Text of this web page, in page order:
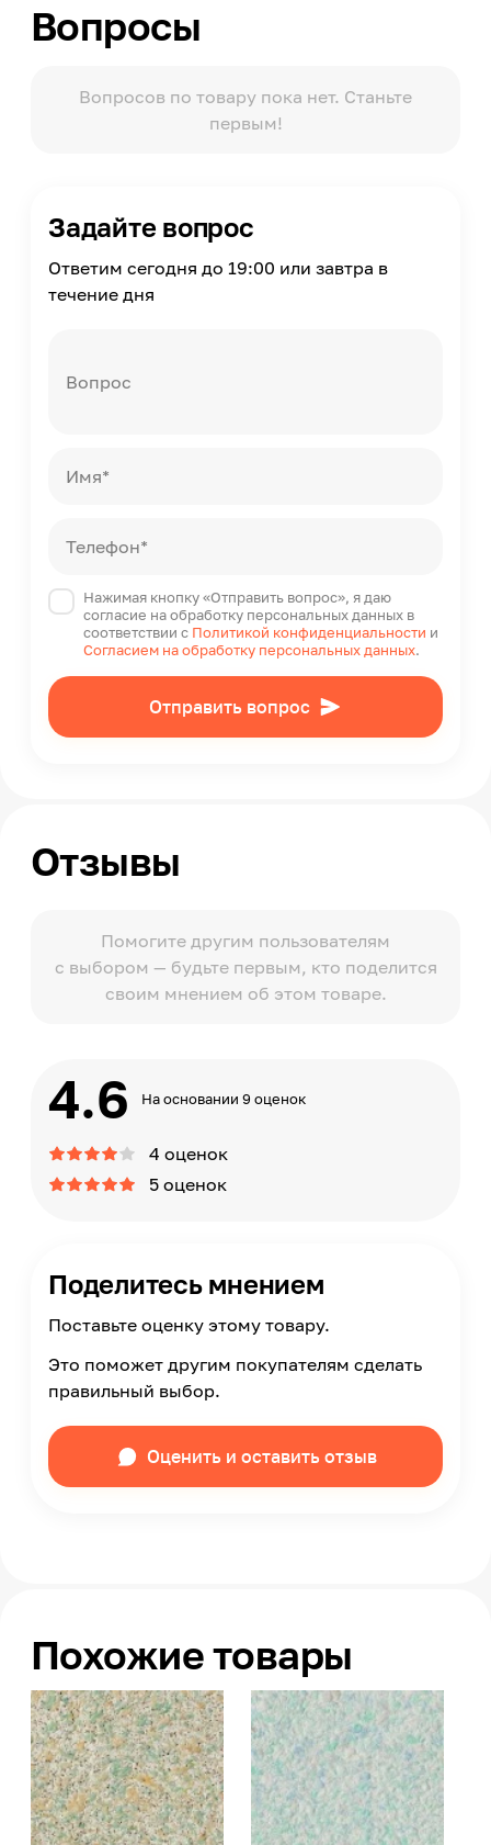
4-4,5
Время полного высыхания
Архитектурный стиль
Современный, Скандинавский, Лофт, Эклектика
Россия
Вопросы
Вопросов по товару пока нет. Станьте
первым!
Задайте вопрос
Ответим сегодня до 19:00 или завтра в
течение дня
Вопрос
Имя*
Телефон*
Нажимая кнопку «Отправить вопрос», я даю
согласие на обработку персональных данных в
соответствии с Политикой конфиденциальности и
Согласием на обработку персональных данных.
Отправить вопрос
Отзывы
Помогите другим пользователям
с выбором — будьте первым, кто поделится
своим мнением об этом товаре.
4.6 На основании 9 оценок
4 оценок
5 оценок
Поделитесь мнением
Поставьте оценку этому товару.
Это поможет другим покупателям сделать
правильный выбор.
Оценить и оставить отзыв
Похожие товары